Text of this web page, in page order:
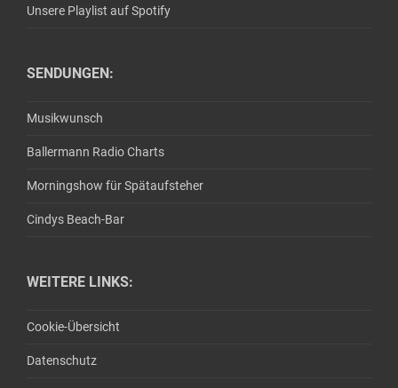
Unsere Playlist auf Spotify
SENDUNGEN:
Musikwunsch
Ballermann Radio Charts
Morningshow für Spätaufsteher
Cindys Beach-Bar
WEITERE LINKS:
Cookie-Übersicht
Datenschutz